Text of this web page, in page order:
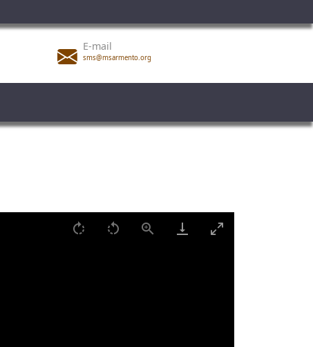
E-mail
sms@msarmento.org